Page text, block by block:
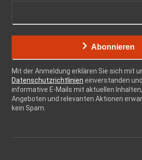
Abonnieren
Mit der Anmeldung erklären Sie sich mit
Datenschutzrichtlinien einverstanden
informative E-Mails mit aktuellen
Angeboten und relevanten Aktionen
kein Spam.